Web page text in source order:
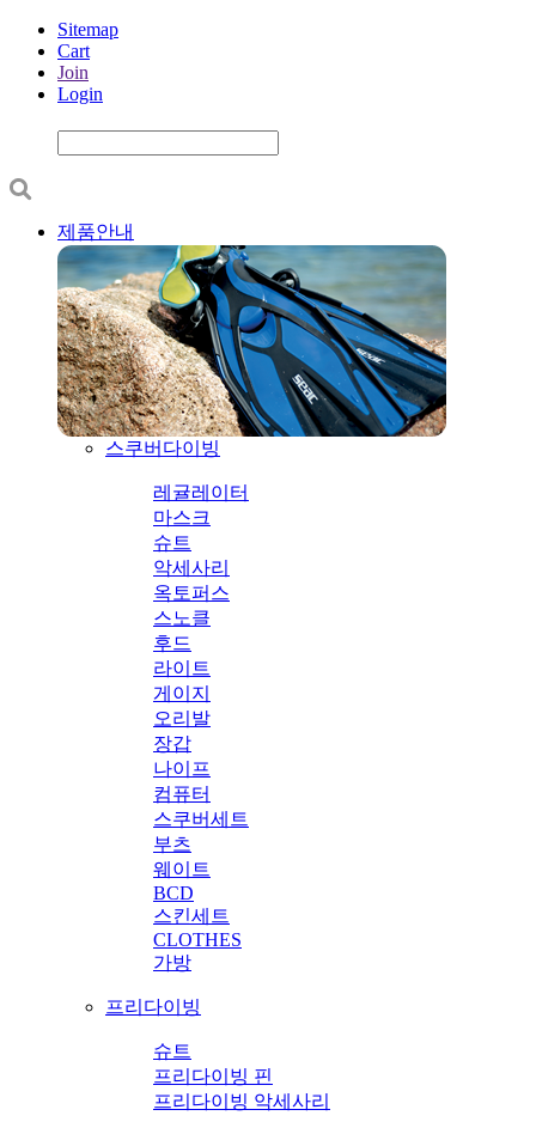
Sitemap
Cart
Join
Login
제품안내
스쿠버다이빙
레귤레이터
마스크
슈트
악세사리
옥토퍼스
스노클
후드
라이트
게이지
오리발
장갑
나이프
컴퓨터
스쿠버세트
부츠
웨이트
BCD
스킨세트
CLOTHES
가방
프리다이빙
슈트
프리다이빙 핀
프리다이빙 악세사리